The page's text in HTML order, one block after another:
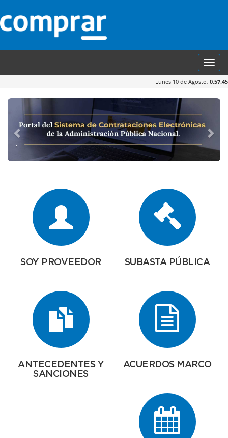
Lunes 10 de Agosto, 0:57:46
.
SOY PROVEEDOR SUBASTA PÚBLICA
ANTECEDENTES Y
SANCIONES
ACUERDOS MARCO